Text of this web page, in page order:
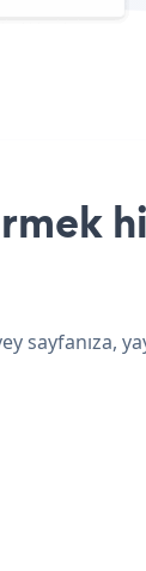
sayfanıza,